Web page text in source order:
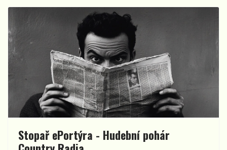
Stopař ePortýra - Hudební pohár